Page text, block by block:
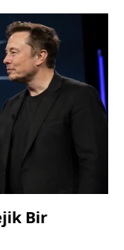
Bir